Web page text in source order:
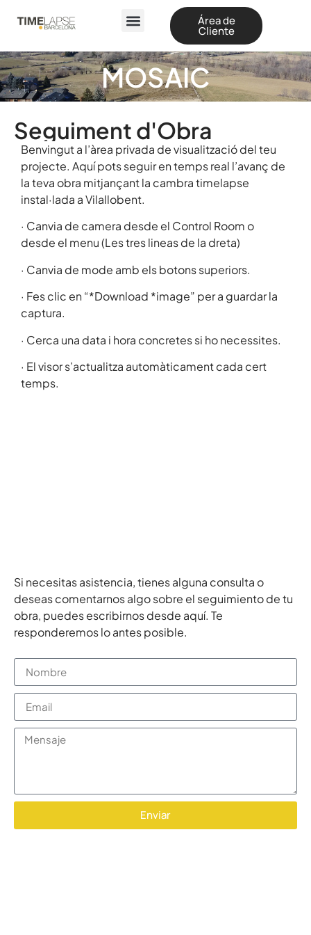
Área de
Cliente
MOSAIC
Seguiment d'Obra
Benvingut a l’àrea privada de visualització del teu
projecte. Aquí pots seguir en temps real l’avanç de
la teva obra mitjançant la cambra timelapse
instal·lada a Vilallobent.
· Canvia de camera desde el Control Room o
desde el menu (Les tres lineas de la dreta)
· Canvia de mode amb els botons superiors.
· Fes clic en “*Download *image” per a guardar la
captura.
· Cerca una data i hora concretes si ho necessites.
· El visor s’actualitza automàticament cada cert
temps.
Si necesitas asistencia, tienes alguna consulta o
deseas comentarnos algo sobre el seguimiento de tu
obra, puedes escribirnos desde aquí. Te
responderemos lo antes posible.
Enviar